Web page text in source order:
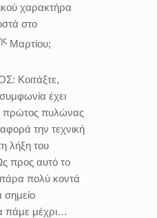
χαρακτήρα
στο
Μαρτίου;
Κοιτάξτε,
έχει
πρώτος πυλώνας
την τεχνική
λήξη του
προς αυτό το
πάρα πολύ κοντά
σημείο
πάμε μέχρι…